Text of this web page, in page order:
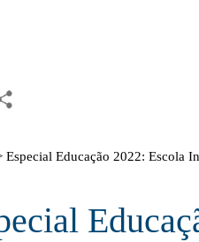
Especial Educação 2022: Escola